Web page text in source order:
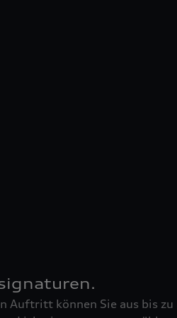
Auftritt können Sie aus bis zu